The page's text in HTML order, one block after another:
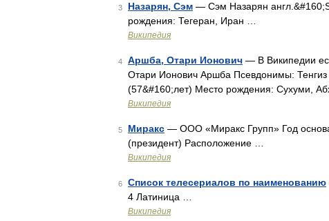
3 Назарян, Сэм — Сэм Назарян
рождения: Тегеран, Иран …
Википедия
4 Аршба, Отари Ионович — В Википедии
Отари Ионович Аршба Псевдонимы:
(57&#160;лет) Место рождения: Сухуми,
Википедия
5 Миракс — ООО «Миракс Групп» Год
(президент) Расположение …
Википедия
6 Список телесериалов по наименованию
4 Латиница …
Википедия